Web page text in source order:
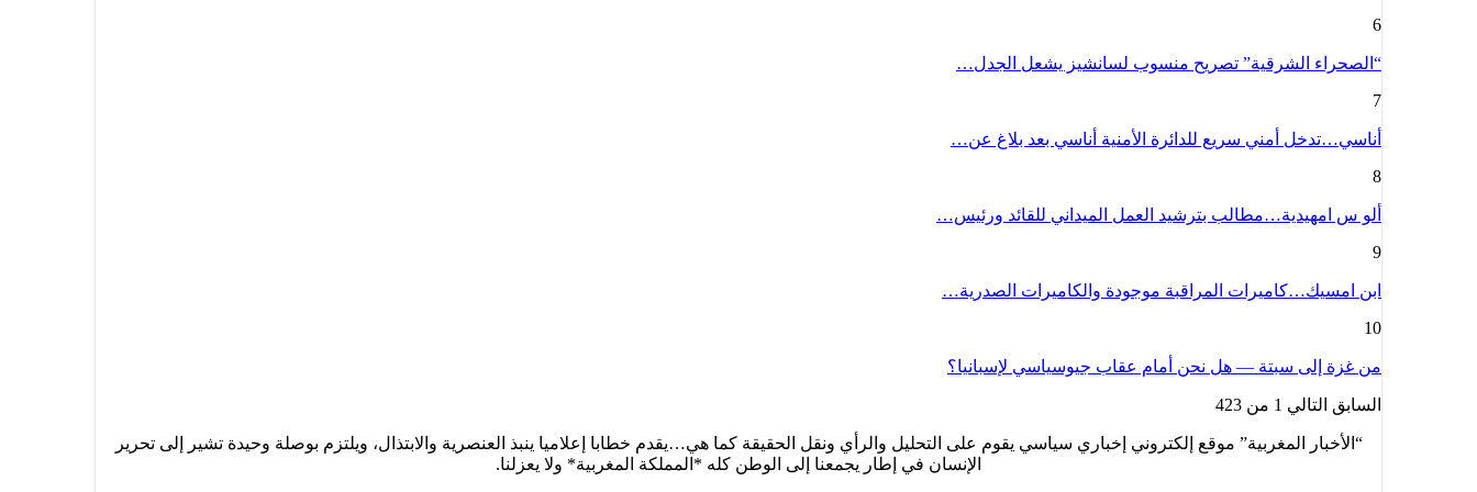
6
“الصحراء الشرقية” تصريح منسوب لسانشيز يشعل الجدل…
7
أناسي…تدخل أمني سريع للدائرة الأمنية أناسي بعد بلاغ عن…
8
ألو س امهيدية…مطالب بترشيد العمل الميداني للقائد ورئيس…
9
ابن امسيك…كاميرات المراقبة موجودة والكاميرات الصدرية…
10
من غزة إلى سبتة — هل نحن أمام عقاب جيوسياسي لإسبانيا؟
السابق التالي 1 من 423
“الأخبار المغربية” موقع إلكتروني إخباري سياسي يقوم على التحليل والرأي ونقل الحقيقة كما هي…يقدم خطابا إعلاميا ينبذ العنصرية والابتذال، ويلتزم بوصلة وحيدة تشير إلى تحرير
الإنسان في إطار يجمعنا إلى الوطن كله *المملكة المغربية* ولا يعزلنا.